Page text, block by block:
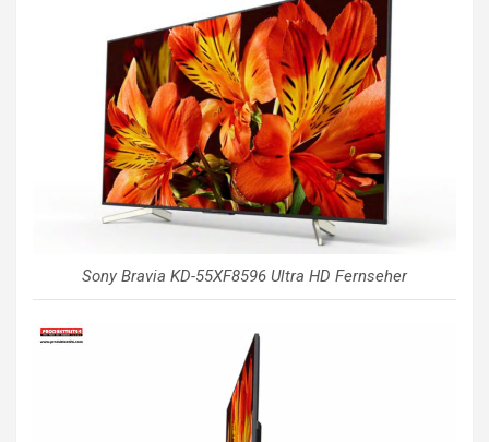
Sony Bravia KD-55XF8596 Ultra HD Fernseher